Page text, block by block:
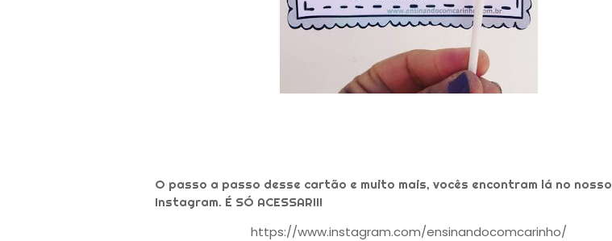
O passo a passo desse cartão e muito mais, vocês encontram lá no nosso
Instagram. É SÓ ACESSAR!!!
https://www.instagram.com/ensinandocomcarinho/